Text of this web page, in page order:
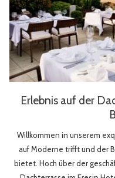
Erlebnis auf der
Willkommen in unserem
auf Moderne trifft und der
bietet. Hoch über der